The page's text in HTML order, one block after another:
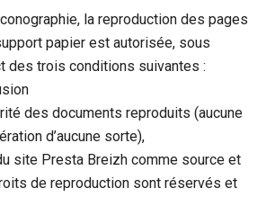
la reproduction des pages
papier est autorisée, sous
des trois conditions suivantes :
des documents reproduits (aucune
d’aucune sorte),
site Presta Breizh comme source et
de reproduction sont réservés et